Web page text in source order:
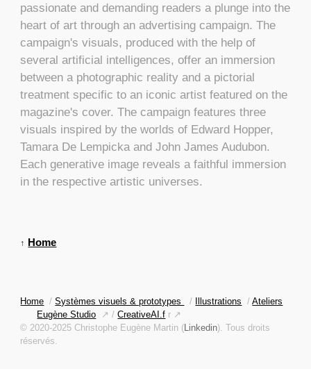
passionate and demanding readers a plunge into the
heart of art through an advertising campaign. The
campaign's visuals, produced with the help of
several artificial intelligences, offer an immersion
between a photographic reality and a pictorial
treatment specific to an iconic artist featured on the
magazine's cover. The campaign features three
visuals inspired by the worlds of Edward Hopper,
Tamara De Lempicka and John James Audubon.
Each generative image reveals a faithful immersion
in the respective artistic universes.
↑ Home
Home /Systèmes visuels & prototypes / Illustrations /Ateliers
Eugène Studio
↗ /CreativeAI.f r ↗
© 2020-2025 Christophe Eugène Martin (Linkedin). Tous droits
réservés.